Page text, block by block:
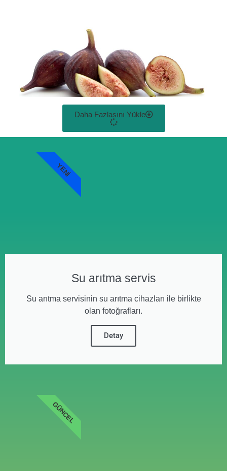
Daha Fazlasını Yükle
Su arıtma servis
Su arıtma servisinin su arıtma cihazları ile birlikte
olan fotoğrafları.
Detay
YENI
GÜNCEL